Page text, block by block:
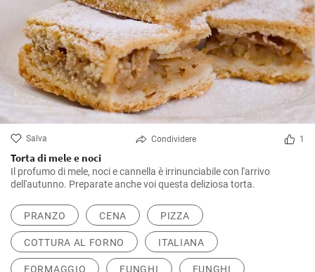
Salva Condividere 1
Torta di mele e noci
Il profumo di mele, noci e cannella è irrinunciabile con l'arrivo
dell'autunno. Preparate anche voi questa deliziosa torta.
PRANZO CENA PIZZA
COTTURA AL FORNO ITALIANA
FORMAGGIO FUNGHI FUNGHI